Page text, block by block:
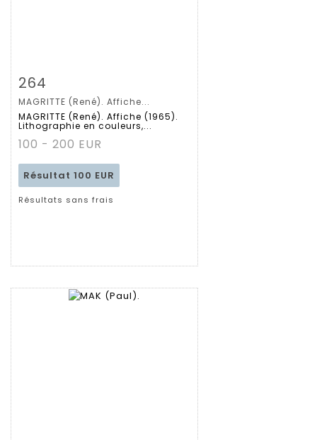
Fiche détaillée
264
MAGRITTE (René). Affiche...
MAGRITTE (René). Affiche (1965).
Lithographie en couleurs,...
100 - 200 EUR
Résultat 100 EUR
Résultats sans frais